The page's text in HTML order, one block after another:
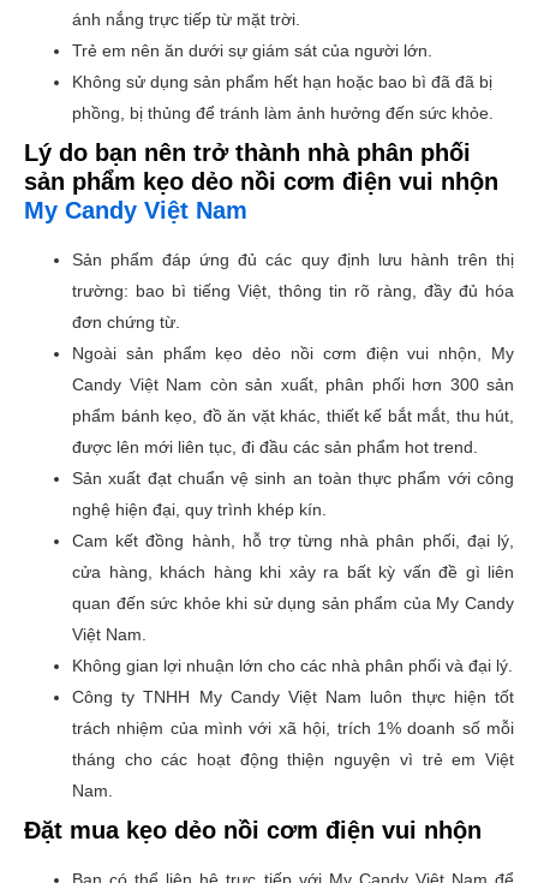
ánh nắng trực tiếp từ mặt trời.
Trẻ em nên ăn dưới sự giám sát của người lớn.
Không sử dụng sản phẩm hết hạn hoặc bao bì đã đã bị
phồng, bị thủng để tránh làm ảnh hưởng đến sức khỏe.
Lý do bạn nên trở thành nhà phân phối
sản phẩm kẹo dẻo nồi cơm điện vui nhộn
My Candy Việt Nam
Sản phẩm đáp ứng đủ các quy định lưu hành trên thị
trường: bao bì tiếng Việt, thông tin rõ ràng, đầy đủ hóa
đơn chứng từ.
Ngoài sản phẩm kẹo dẻo nồi cơm điện vui nhộn , My
Candy Việt Nam còn sản xuất, phân phối hơn 300 sản
phẩm bánh kẹo, đồ ăn vặt khác, thiết kế bắt mắt, thu hút,
được lên mới liên tục, đi đầu các sản phẩm hot trend.
Sản xuất đạt chuẩn vệ sinh an toàn thực phẩm với công
nghệ hiện đại, quy trình khép kín.
Cam kết đồng hành, hỗ trợ từng nhà phân phối, đại lý,
cửa hàng, khách hàng khi xảy ra bất kỳ vấn đề gì liên
quan đến sức khỏe khi sử dụng sản phẩm của My Candy
Việt Nam.
Không gian lợi nhuận lớn cho các nhà phân phối và đại lý.
Công ty TNHH My Candy Việt Nam luôn thực hiện tốt
trách nhiệm của mình với xã hội, trích 1% doanh số mỗi
tháng cho các hoạt động thiện nguyện vì trẻ em Việt
Nam.
Đặt mua kẹo dẻo nồi cơm điện vui nhộn